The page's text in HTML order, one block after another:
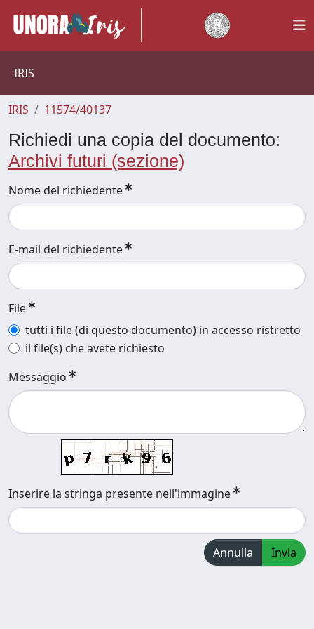
IRIS
IRIS 11574/40137
Richiedi una copia del documento:
Archivi futuri (sezione)
Nome del richiedente
E-mail del richiedente
File
tutti i file (di questo documento) in accesso ristretto
il file(s) che avete richiesto
Messaggio
Inserire la stringa presente nell'immagine
Annulla Invia